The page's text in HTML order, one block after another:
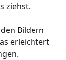
ziehst.
Bildern
erleichtert